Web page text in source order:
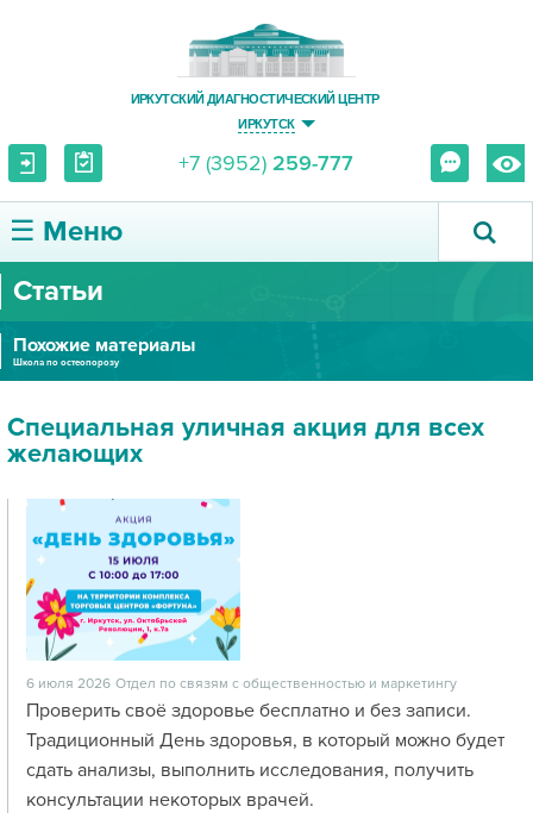
ИРКУТСКИЙ ДИАГНОСТИЧЕСКИЙ ЦЕНТР
ИРКУТСК
+7 (3952) 259-777
☰ Меню
О ЦЕНТРЕ
УСЛУГИ И ЦЕНЫ
ПРАВОВАЯ ИНФОРМАЦИЯ
Статьи
Похожие материалы
Школа по остеопорозу
Специальная уличная акция для всех
желающих
6 июля 2026 Отдел по связям с общественностью и маркетингу
Проверить своё здоровье бесплатно и без записи.
Традиционный День здоровья, в который можно будет
сдать анализы, выполнить исследования, получить
консультации некоторых врачей.